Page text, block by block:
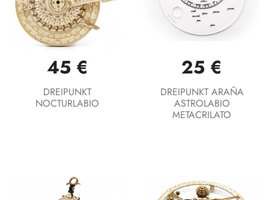
45 €
DREIPUNKT
NOCTURLABIO
25 €
DREIPUNKT ARAÑA
ASTROLABIO
METACRILATO